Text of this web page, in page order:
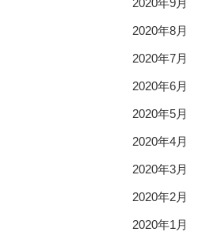
2020年9月
2020年8月
2020年7月
2020年6月
2020年5月
2020年4月
2020年3月
2020年2月
2020年1月